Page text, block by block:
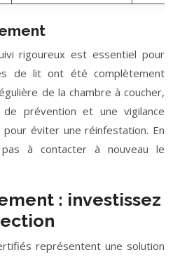
rigoureux est essentiel pour
de lit ont été complètement
de la chambre à coucher,
prévention et une vigilance
éviter une réinfestation. En
à contacter à nouveau le
: investissez
représentent une solution